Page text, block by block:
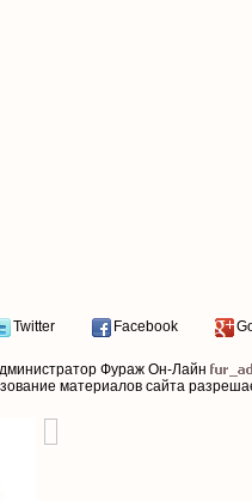
Twitter Facebook
Фураж Он-Лайн
материалов сайта